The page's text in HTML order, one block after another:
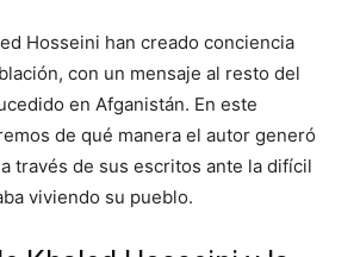
Hosseini han creado conciencia
con un mensaje al resto del
en Afganistán. En este
de qué manera el autor generó
través de sus escritos ante la difícil
viviendo su pueblo.